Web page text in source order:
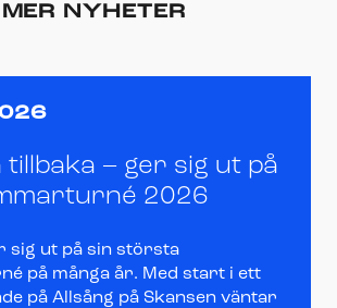
MER NYHETER
tillbaka – ger sig ut på
2026
sig ut på sin största
på många år. Med start i ett
på Allsång på Skansen väntar